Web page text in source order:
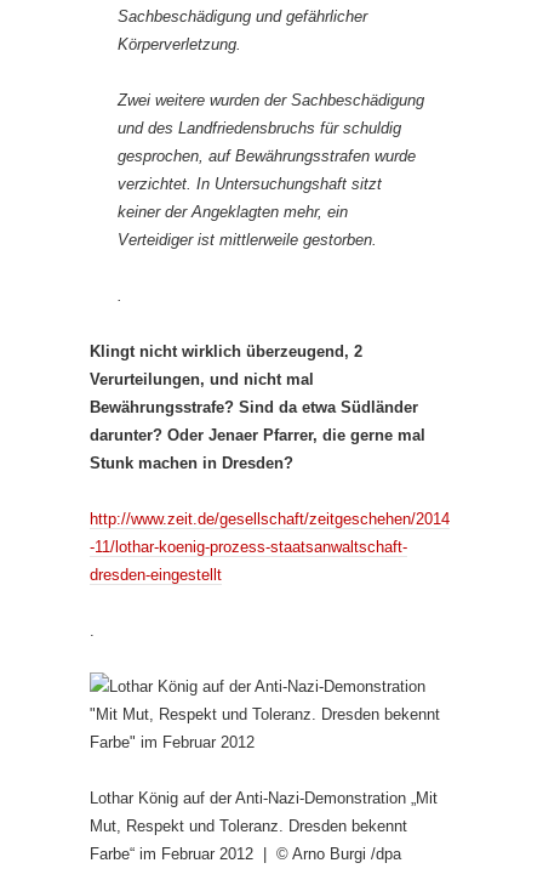
Sachbeschädigung und gefährlicher
Körperverletzung.
Zwei weitere wurden der Sachbeschädigung
und des Landfriedensbruchs für schuldig
gesprochen, auf Bewährungsstrafen wurde
verzichtet. In Untersuchungshaft sitzt
keiner der Angeklagten mehr, ein
Verteidiger ist mittlerweile gestorben.
.
Klingt nicht wirklich überzeugend, 2
Verurteilungen, und nicht mal
Bewährungsstrafe? Sind da etwa Südländer
darunter? Oder Jenaer Pfarrer, die gerne mal
Stunk machen in Dresden?
http://www.zeit.de/gesellschaft/zeitgeschehen/2014
-11/lothar-koenig-prozess-staatsanwaltschaft-
dresden-eingestellt
.
Lothar König auf der Anti-Nazi-Demonstration „Mit
Mut, Respekt und Toleranz. Dresden bekennt
Farbe“ im Februar 2012 | © Arno Burgi /dpa